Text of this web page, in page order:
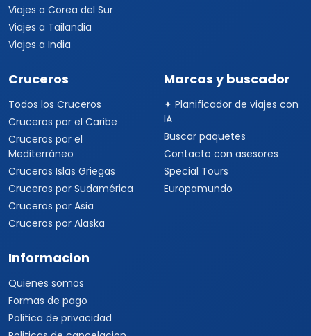
Viajes a Corea del Sur
Viajes a Tailandia
Viajes a India
Cruceros
Todos los Cruceros
Cruceros por el Caribe
Cruceros por el
Mediterráneo
Cruceros Islas Griegas
Cruceros por Sudamérica
Cruceros por Asia
Cruceros por Alaska
Marcas y buscador
✦ Planificador de viajes con
IA
Buscar paquetes
Contacto con asesores
Special Tours
Europamundo
Informacion
Quienes somos
Formas de pago
Politica de privacidad